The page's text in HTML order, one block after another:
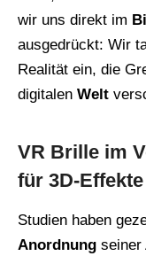
wir uns direkt im
ausgedrückt: Wir
Realität ein, die
digitalen Welt
VR Brille im
für 3D-Effekte
Studien haben
Anordnung seiner